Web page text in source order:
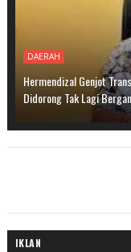
DAERAH
Hermendizal Genjot
Didorong Tak Lagi
IKLAN